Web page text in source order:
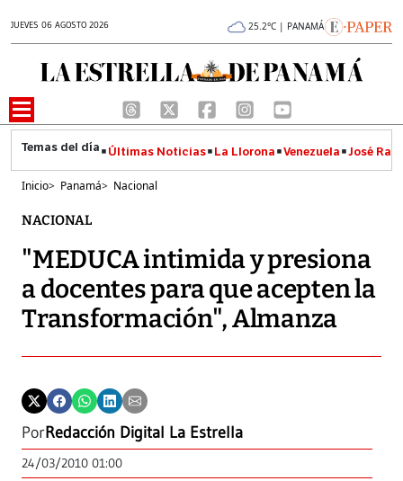
JUEVES 06 AGOSTO 2026 25.2°C | PANAMÁ
Últimas Noticias La Llorona Venezuela José
Inicio> Panamá> Nacional
NACIONAL
"MEDUCA intimida y presiona
a docentes para que acepten la
Transformación", Almanza
PorRedacción Digital La Estrella
24/03/2010 01:00